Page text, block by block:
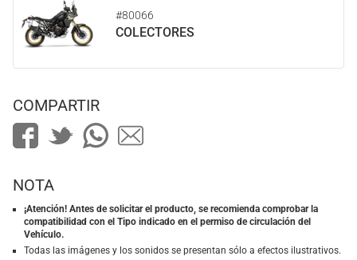
#80066
COLECTORES
COMPARTIR
NOTA
¡Atención! Antes de solicitar el producto, se recomienda comprobar la
compatibilidad con el Tipo indicado en el permiso de circulación del
Vehículo.
Todas las imágenes y los sonidos se presentan sólo a efectos ilustrativos.